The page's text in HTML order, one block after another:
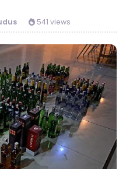
541 views